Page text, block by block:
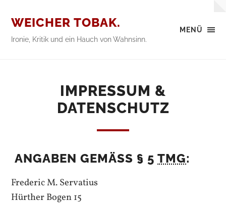
MENÜ
WEICHER TOBAK.
Ironie, Kritik und ein Hauch von Wahnsinn.
IMPRESSUM &
DATENSCHUTZ
ANGABEN GEMÄSS § 5 TMG:
Frederic M. Servatius
Hürther Bogen 15